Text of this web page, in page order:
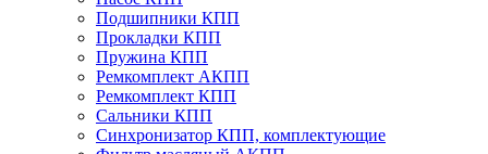
Подшипники КПП
Прокладки КПП
Пружина КПП
Ремкомплект АКПП
Ремкомплект КПП
Сальники КПП
Синхронизатор КПП, комплектующие